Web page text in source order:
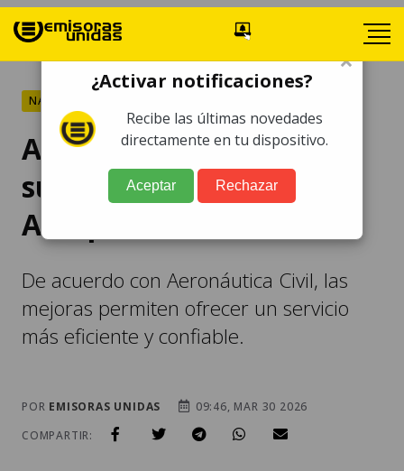
NACIONALES
Anuncian mejora del
suministro eléctrico en
Aeropuerto La Aurora
De acuerdo con Aeronáutica Civil, las
mejoras permiten ofrecer un servicio
más eficiente y confiable.
POR EMISORAS UNIDAS
09:46, MAR 30 2026
COMPARTIR:
×
¿Activar notificaciones?
Recibe las últimas novedades
directamente en tu dispositivo.
Aceptar Rechazar